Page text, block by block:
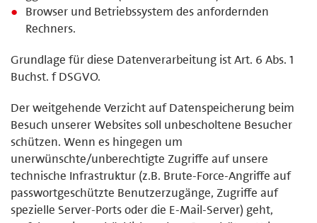
Browser und Betriebssystem des anfordernden
Rechners.
Grundlage für diese Datenverarbeitung ist Art. 6 Abs. 1
Buchst. f DSGVO.
Der weitgehende Verzicht auf Datenspeicherung beim
Besuch unserer Websites soll unbescholtene Besucher
schützen. Wenn es hingegen um
unerwünschte/unberechtigte Zugriffe auf unsere
technische Infrastruktur (z.B. Brute-Force-Angriffe auf
passwortgeschützte Benutzerzugänge, Zugriffe auf
spezielle Server-Ports oder die E-Mail-Server) geht,